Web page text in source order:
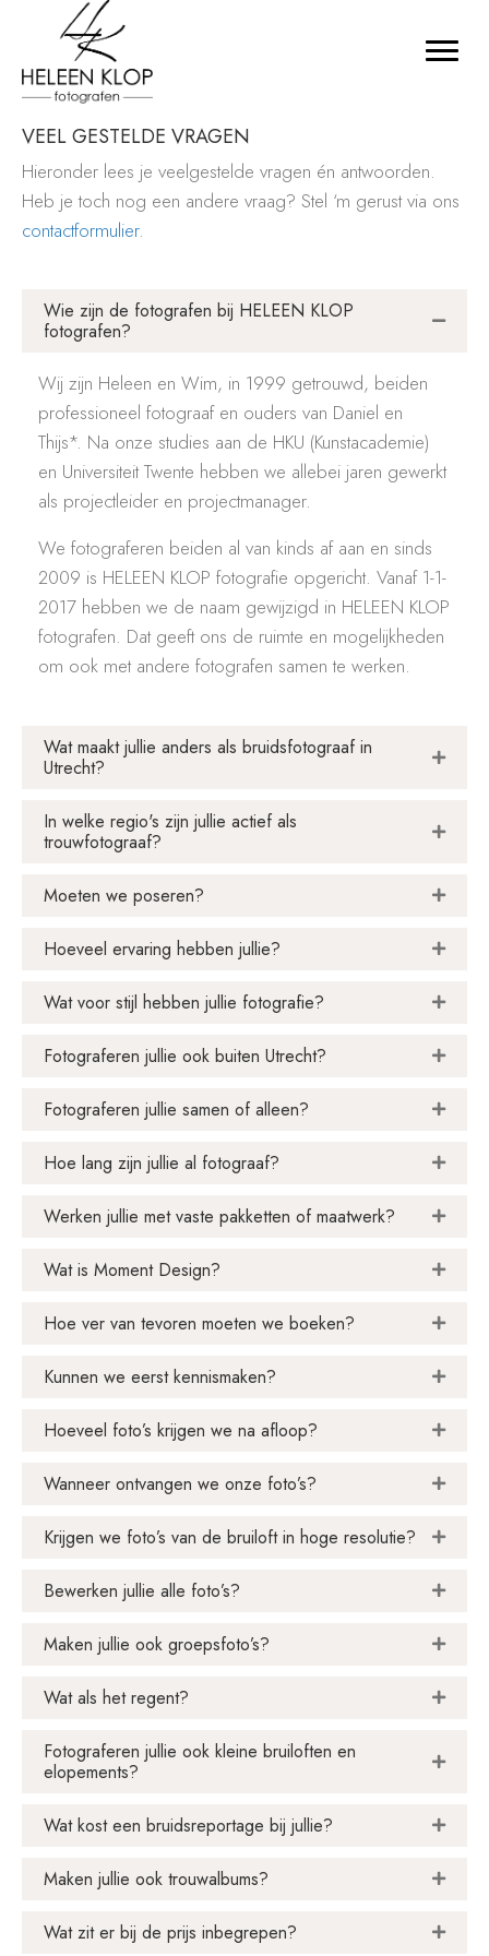
VEEL GESTELDE VRAGEN
Hieronder lees je veelgestelde vragen én antwoorden.
Heb je toch nog een andere vraag? Stel ‘m gerust via ons
contactformulier.
Wie zijn de fotografen bij HELEEN KLOP
fotografen?
Wij zijn Heleen en Wim, in 1999 getrouwd, beiden
professioneel fotograaf en ouders van Daniel en
Thijs*. Na onze studies aan de HKU (Kunstacademie)
en Universiteit Twente hebben we allebei jaren gewerkt
als projectleider en projectmanager.
We fotograferen beiden al van kinds af aan en sinds
2009 is HELEEN KLOP fotografie opgericht. Vanaf 1-1-
2017 hebben we de naam gewijzigd in HELEEN KLOP
fotografen. Dat geeft ons de ruimte en mogelijkheden
om ook met andere fotografen samen te werken.
Wat maakt jullie anders als bruidsfotograaf in
Utrecht?
In welke regio's zijn jullie actief als
trouwfotograaf?
Moeten we poseren?
Hoeveel ervaring hebben jullie?
Wat voor stijl hebben jullie fotografie?
Fotograferen jullie ook buiten Utrecht?
Fotograferen jullie samen of alleen?
Hoe lang zijn jullie al fotograaf?
Werken jullie met vaste pakketten of maatwerk?
Wat is Moment Design?
Hoe ver van tevoren moeten we boeken?
Kunnen we eerst kennismaken?
Hoeveel foto’s krijgen we na afloop?
Wanneer ontvangen we onze foto’s?
Krijgen we foto’s van de bruiloft in hoge resolutie?
Bewerken jullie alle foto’s?
Maken jullie ook groepsfoto’s?
Wat als het regent?
Fotograferen jullie ook kleine bruiloften en
elopements?
Wat kost een bruidsreportage bij jullie?
Maken jullie ook trouwalbums?
Wat zit er bij de prijs inbegrepen?